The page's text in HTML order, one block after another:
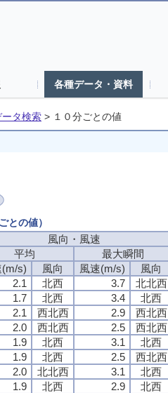
各種データ・資料
タ検索 > １０分ごとの値
との値）
風向・風速
平均
最大瞬間
(m/s)
風向 風速(m/s)
風向
2.1 北西 3.7
北北西
1.7 北西 3.4
北西
2.1 西北西 2.9
西北西
2.0 西北西 2.5
西北西
1.9 北西 3.1
北西
1.9 北西 2.5
西北西
2.0 北北西 3.1
北西
1.9 北西 2.9
北西
風向・風速
平均
最大瞬間
(m/s)
風向 風速(m/s)
風向
2.1 北西 3.7
北北西
1.7 北西 3.4
北西
2.1 西北西 2.9
西北西
2.0 西北西 2.5
西北西
1.9 北西 3.1
北西
1.9 北西 2.5
西北西
2.0 北北西 3.1
北西
1.9 北西 2.9
北西
風向・風速
平均
最大瞬間
(m/s)
風向 風速(m/s)
風向
2.1 北西 3.7
北北西
1.7 北西 3.4
北西
2.1 西北西 2.9
西北西
2.0 西北西 2.5
西北西
1.9 北西 3.1
北西
1.9 北西 2.5
西北西
2.0 北北西 3.1
北西
1.9 北西 2.9
北西
風向・風速
平均
最大瞬間
(m/s)
風向 風速(m/s)
風向
2.1 北西 3.7
北北西
1.7 北西 3.4
北西
2.1 西北西 2.9
西北西
2.0 西北西 2.5
西北西
1.9 北西 3.1
北西
1.9 北西 2.5
西北西
2.0 北北西 3.1
北西
1.9 北西 2.9
北西